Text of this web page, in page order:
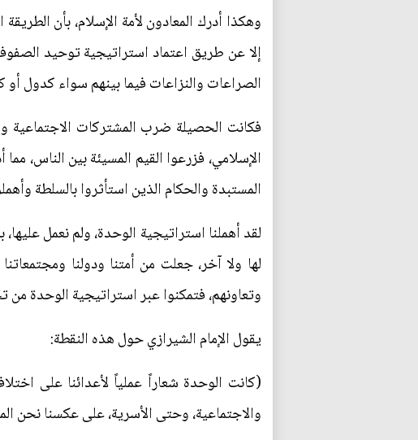
وهكذا أدرك المعادون لأمة الإسلام، بأن
إلا عن طريق اعتماد استراتيجية توحيد
الصراعات والنزاعات فيما بينهم سواء كدول
فكانت الحصيلة ضرب المشتركات الاجتماعية
الإسلامي، فزرعوا القيم المسيئة بين الناس،
المستبدة والحكام الذين استأثروا بالسلطة
لقد أهملنا استراتيجية الوحدة، ولم نعمل
لها ولا آخر، جعلت من أمتنا ودولنا
وتعاونهم، فتمكنوا عبر استراتيجية الوحدة
يقول الإمام الشيرازي حول هذه النقطة:
(كانت الوحدة شعاراً عملياً لأعدائنا على
والاجتماعية، وحتى الأسرية، على عكسنا نحن